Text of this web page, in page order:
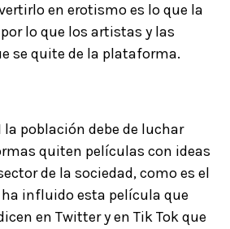
en erotismo es lo que la
lo que los artistas y las
se quite de la plataforma.
la población debe de luchar
quiten películas con ideas
de la sociedad, como es el
influido esta película que
en Twitter y en Tik Tok que